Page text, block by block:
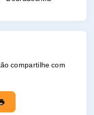
compartilhe com